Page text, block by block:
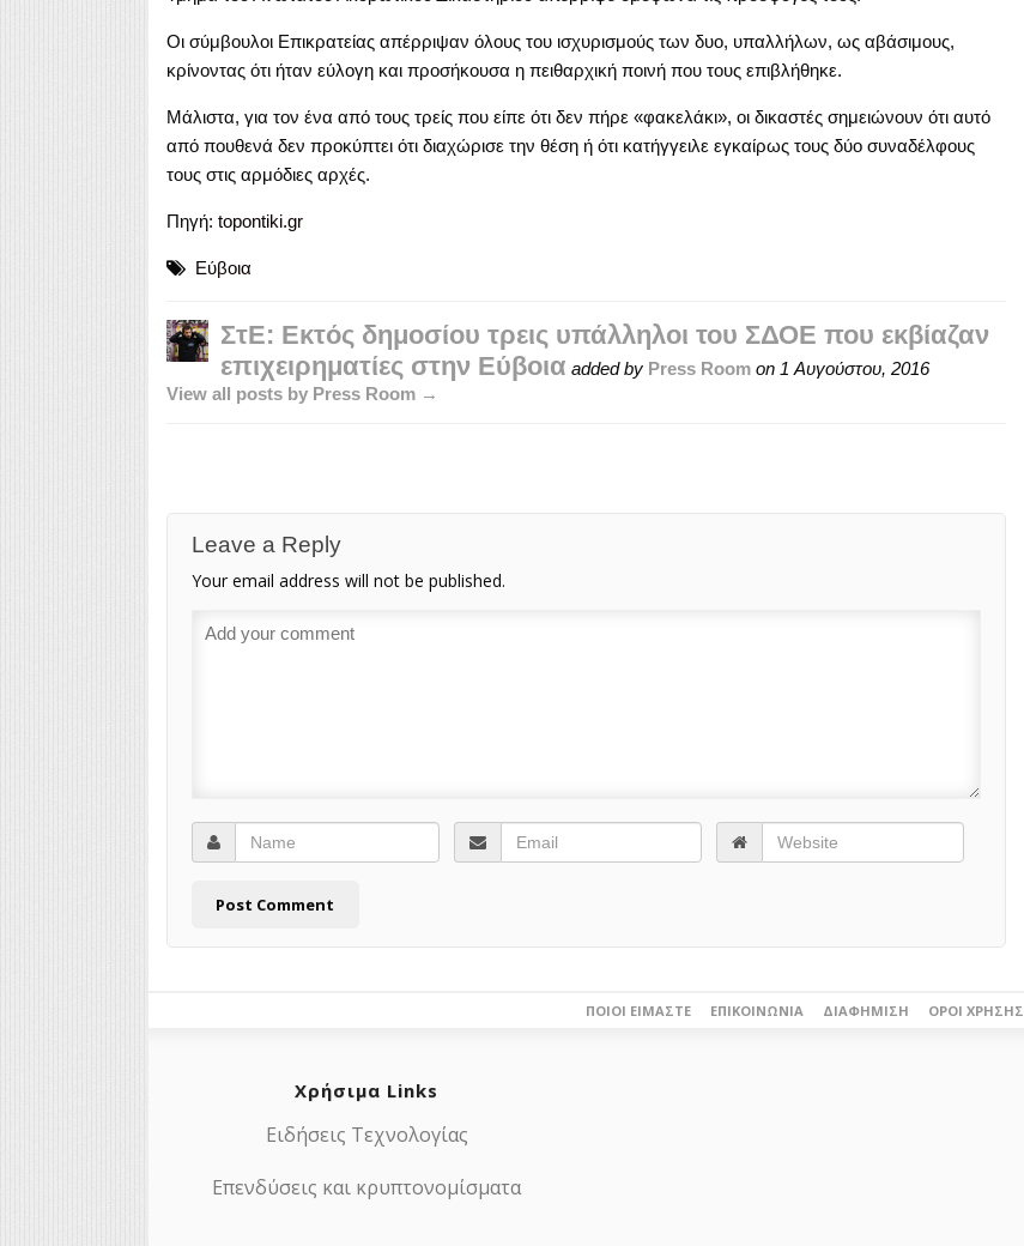
Οι σύμβουλοι Επικρατείας απέρριψαν όλους του ισχυρισμούς των δυο, υπαλλήλων, ως αβάσιμους,
κρίνοντας ότι ήταν εύλογη και προσήκουσα η πειθαρχική ποινή που τους επιβλήθηκε.
Μάλιστα, για τον ένα από τους τρείς που είπε ότι δεν πήρε «φακελάκι», οι δικαστές σημειώνουν ότι αυτό
από πουθενά δεν προκύπτει ότι διαχώρισε την θέση ή ότι κατήγγειλε εγκαίρως τους δύο συναδέλφους
τους στις αρμόδιες αρχές.
Πηγή: topontiki.gr
Εύβοια
ΣτΕ: Εκτός δημοσίου τρεις υπάλληλοι του ΣΔΟΕ που εκβίαζαν
επιχειρηματίες στην Εύβοια added by Press Roomon 1 Αυγούστου, 2016
View all posts by Press Room →
Leave a Reply
Your email address will not be published.
ΠΟΙΟΙ ΕΊΜΑΣΤΕ ΕΠΙΚΟΙΝΩΝΊΑ ΔΙΑΦΉΜΙΣΗ ΌΡΟΙ ΧΡΉΣΗΣ
Χρήσιμα Links
Ειδήσεις Τεχνολογίας
Επενδύσεις και κρυπτονομίσματα